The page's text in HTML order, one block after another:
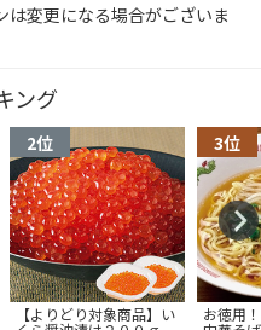
変更になる場合がございま
ング
【よりどり対象商品】い お徳用